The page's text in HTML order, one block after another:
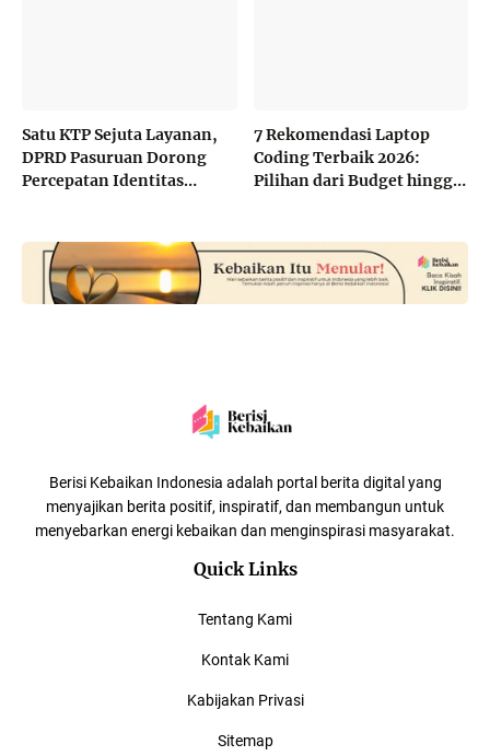
Satu KTP Sejuta Layanan,
DPRD Pasuruan Dorong
Percepatan Identitas
7 Rekomendasi Laptop
Coding Terbaik 2026:
Pilihan dari Budget hingga
Berisi Kebaikan Indonesia adalah portal berita digital yang
menyajikan berita positif, inspiratif, dan membangun untuk
menyebarkan energi kebaikan dan menginspirasi masyarakat.
Quick Links
Tentang Kami
Kontak Kami
Kabijakan Privasi
Sitemap